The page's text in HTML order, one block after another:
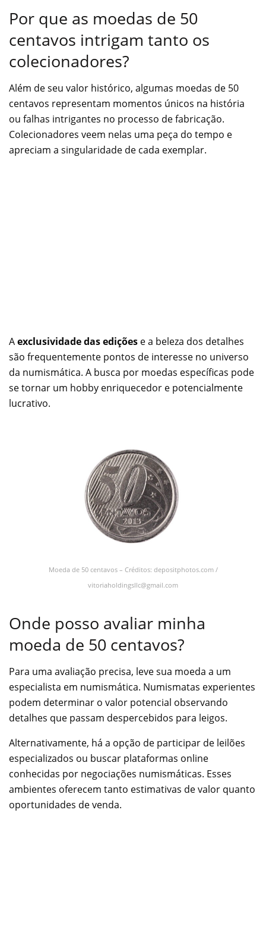
Por que as moedas de 50
centavos intrigam tanto os
colecionadores?
Além de seu valor histórico, algumas moedas de 50
centavos representam momentos únicos na história
ou falhas intrigantes no processo de fabricação.
Colecionadores veem nelas uma peça do tempo e
apreciam a singularidade de cada exemplar.
Aexclusividade das edições e a beleza dos detalhes
são frequentemente pontos de interesse no universo
da numismática. A busca por moedas específicas pode
se tornar um hobby enriquecedor e potencialmente
lucrativo.
Moeda de 50 centavos – Créditos: depositphotos.com /
vitoriaholdingsllc@gmail.com
Onde posso avaliar minha
moeda de 50 centavos?
Para uma avaliação precisa, leve sua moeda a um
especialista em numismática. Numismatas experientes
podem determinar o valor potencial observando
detalhes que passam despercebidos para leigos.
Alternativamente, há a opção de participar de leilões
especializados ou buscar plataformas online
conhecidas por negociações numismáticas. Esses
ambientes oferecem tanto estimativas de valor quanto
oportunidades de venda.